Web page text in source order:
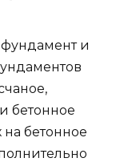
и
бетонное
бетонное